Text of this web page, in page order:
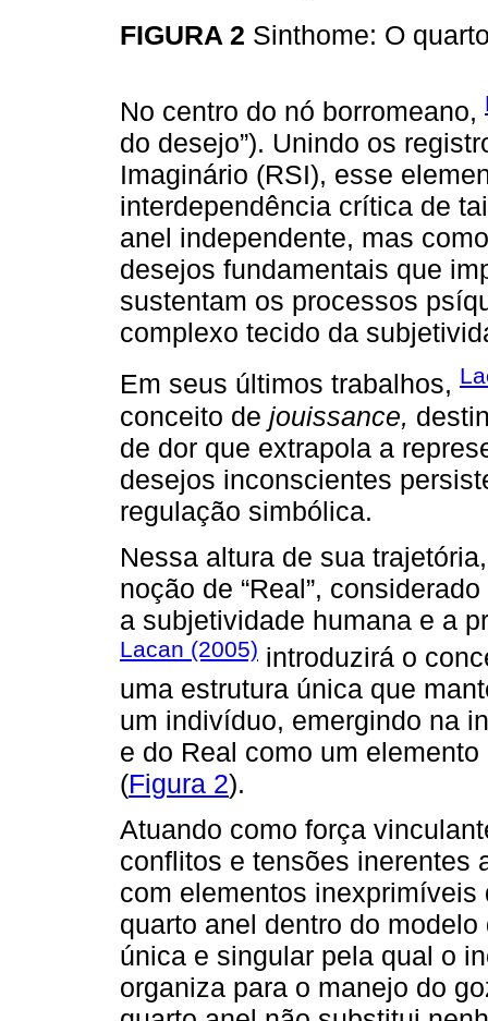
FIGURA 2 Sinthome: O
No centro do nó borromeano,
do desejo”). Unindo os
Imaginário (RSI), esse
interdependência crítica de
anel independente, mas
desejos fundamentais que
sustentam os processos
complexo tecido da
Em seus últimos trabalhos,
conceito de jouissance,
de dor que extrapola a
desejos inconscientes
regulação simbólica.
Nessa altura de sua
noção de “Real”,
a subjetividade humana e a
Lacan (2005) introduzirá o
uma estrutura única que
um indivíduo, emergindo na
e do Real como um
(Figura 2).
Atuando como força
conflitos e tensões inerentes
com elementos
quarto anel dentro do
única e singular pela qual o
organiza para o manejo do